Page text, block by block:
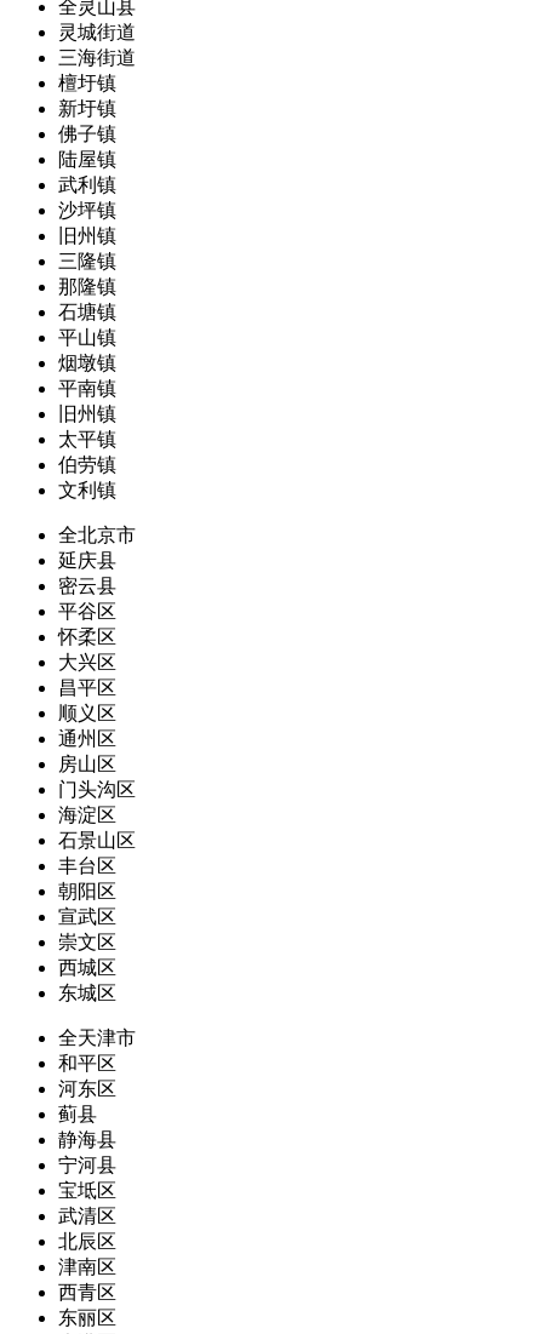
全灵山县
灵城街道
三海街道
檀圩镇
新圩镇
佛子镇
陆屋镇
武利镇
沙坪镇
旧州镇
三隆镇
那隆镇
石塘镇
平山镇
烟墩镇
平南镇
旧州镇
太平镇
伯劳镇
文利镇
全北京市
延庆县
密云县
平谷区
怀柔区
大兴区
昌平区
顺义区
通州区
房山区
门头沟区
海淀区
石景山区
丰台区
朝阳区
宣武区
崇文区
西城区
东城区
全天津市
和平区
河东区
蓟县
静海县
宁河县
宝坻区
武清区
北辰区
津南区
西青区
东丽区